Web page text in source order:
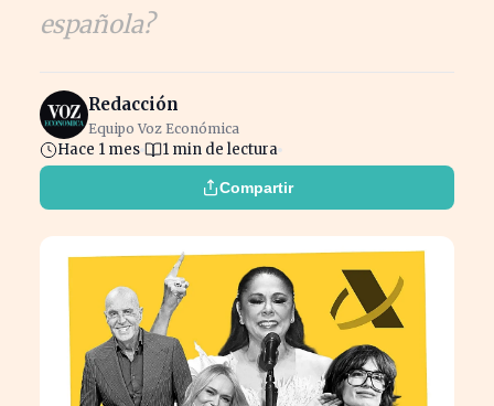
española?
Redacción
Equipo Voz Económica
Hace 1 mes 1 min de lectura
Compartir